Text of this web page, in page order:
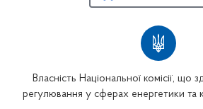
Власність Національної комісії, що
регулювання у сферах енергетики та